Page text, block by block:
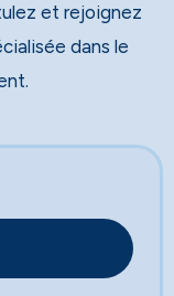
et rejoignez
dans le